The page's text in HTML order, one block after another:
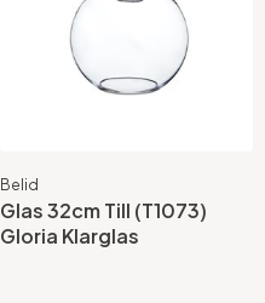
Belid
Glas 32cm Till (T1073)
Gloria Klarglas